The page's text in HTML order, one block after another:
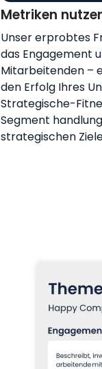
Metriken
Unser erprobtes
das Engagement
Mitarbeitenden –
den Erfolg Ihres
Strategische-
Segment
strategischen